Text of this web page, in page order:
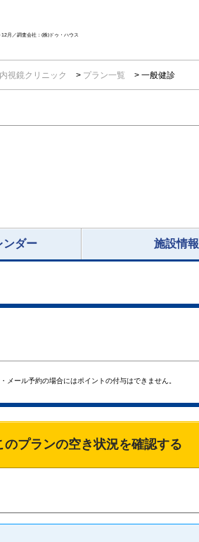
月／調査会社：(株)ドゥ・ハウス
視鏡クリニック プラン一覧 一般健診
ンダー 施設情報
メール予約の場合にはポイントの付与はできません。
プランの空き状況を確認する